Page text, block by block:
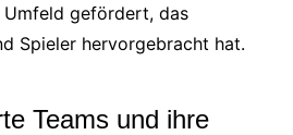
gefördert, das
Spieler hervorgebracht hat.
Teams und ihre